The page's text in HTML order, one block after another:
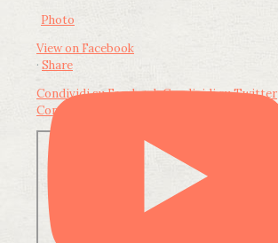
Photo
View on Facebook
· Share
Condividi su FacebookCondividi su Twitter
Condividi su LinkedIn